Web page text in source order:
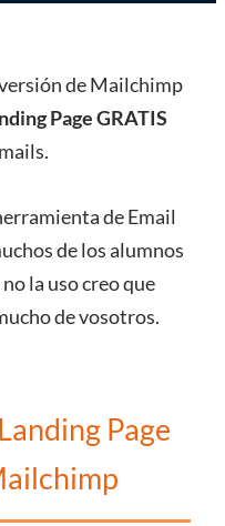
de Mailchimp
Page GRATIS
de Email
de los alumnos
la uso creo que
de vosotros.
Page